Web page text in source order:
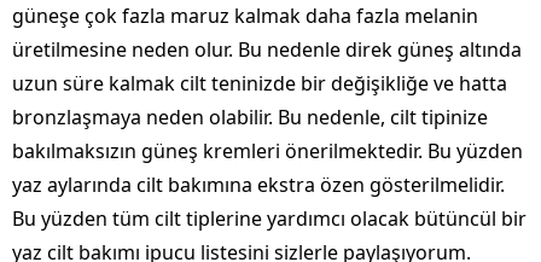
güneşe çok fazla maruz kalmak daha fazla melanin
üretilmesine neden olur. Bu nedenle direk güneş altında
uzun süre kalmak cilt teninizde bir değişikliğe ve hatta
bronzlaşmaya neden olabilir. Bu nedenle, cilt tipinize
bakılmaksızın güneş kremleri önerilmektedir. Bu yüzden
yaz aylarında cilt bakımına ekstra özen gösterilmelidir.
Bu yüzden tüm cilt tiplerine yardımcı olacak bütüncül bir
yaz cilt bakımı ipucu listesini sizlerle paylaşıyorum.